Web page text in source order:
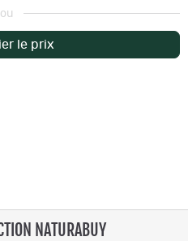
ou
le prix
NATURABUY